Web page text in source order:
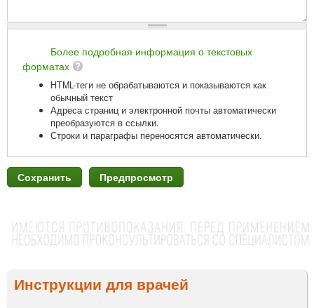
Более подробная информация о текстовых
форматах
HTML-теги не обрабатываются и показываются как
обычный текст
Адреса страниц и электронной почты автоматически
преобразуются в ссылки.
Строки и параграфы переносятся автоматически.
Инструкции для врачей